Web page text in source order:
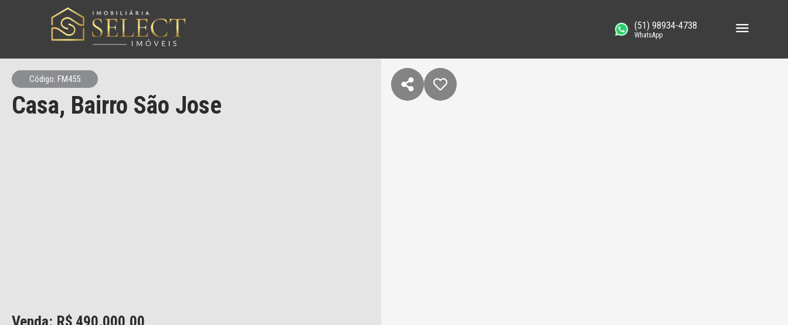
(51) 98934-4738
WhatsApp
Código: FM455
Casa, Bairro São Jose
Venda: R$ 490.000,00